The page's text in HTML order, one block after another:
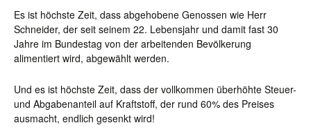
Es ist höchste Zeit, dass abgehobene Genossen wie Herr
Schneider, der seit seinem 22. Lebensjahr und damit fast 30
Jahre im Bundestag von der arbeitenden Bevölkerung
alimentiert wird, abgewählt werden.
Und es ist höchste Zeit, dass der vollkommen überhöhte Steuer-
und Abgabenanteil auf Kraftstoff, der rund 60% des Preises
ausmacht, endlich gesenkt wird!